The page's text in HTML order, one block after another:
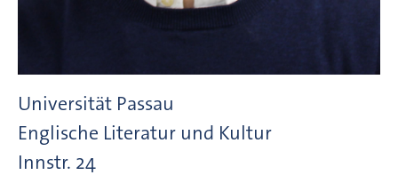
Universität Passau
Englische Literatur und Kultur
Innstr. 24